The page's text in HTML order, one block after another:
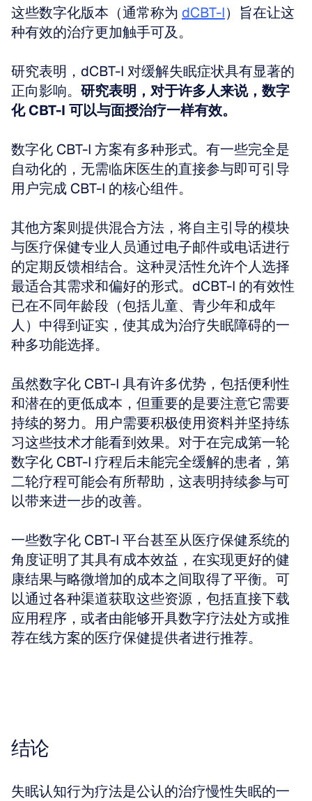
这些数字化版本（通常称为 dCBT-I）旨在让这
种有效的治疗更加触手可及。
研究表明，dCBT-I 对缓解失眠症状具有显著的
正向影响。 研究表明，对于许多人来说，数字
化 CBT-I 可以与面授治疗一样有效。
数字化 CBT-I 方案有多种形式。有一些完全是
自动化的，无需临床医生的直接参与即可引导
用户完成 CBT-I 的核心组件。
其他方案则提供混合方法，将自主引导的模块
与医疗保健专业人员通过电子邮件或电话进行
的定期反馈相结合。这种灵活性允许个人选择
最适合其需求和偏好的形式。dCBT-I 的有效性
已在不同年龄段（包括儿童、青少年和成年
人）中得到证实，使其成为治疗失眠障碍的一
种多功能选择。
虽然数字化 CBT-I 具有许多优势，包括便利性
和潜在的更低成本，但重要的是要注意它需要
持续的努力。用户需要积极使用资料并坚持练
习这些技术才能看到效果。对于在完成第一轮
数字化 CBT-I 疗程后未能完全缓解的患者，第
二轮疗程可能会有所帮助，这表明持续参与可
以带来进一步的改善。
一些数字化 CBT-I 平台甚至从医疗保健系统的
角度证明了其具有成本效益，在实现更好的健
康结果与略微增加的成本之间取得了平衡。可
以通过各种渠道获取这些资源，包括直接下载
应用程序，或者由能够开具数字疗法处方或推
荐在线方案的医疗保健提供者进行推荐。
结论
失眠认知行为疗法是公认的治疗慢性失眠的一